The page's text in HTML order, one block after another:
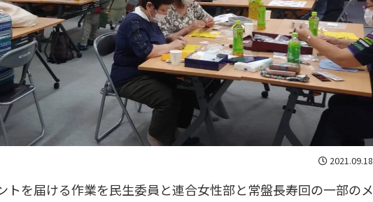
2021.09.18
トを届ける作業を民生委員と連合女性部と常盤長寿回の一部のメ